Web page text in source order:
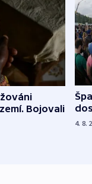
Bojovali
4. 8.